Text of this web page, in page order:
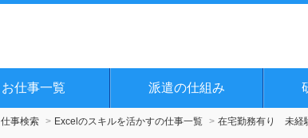
お仕事一覧 派遣の仕組み
仕事検索 Excelのスキルを活かすの仕事一覧
在宅勤務有り 未経